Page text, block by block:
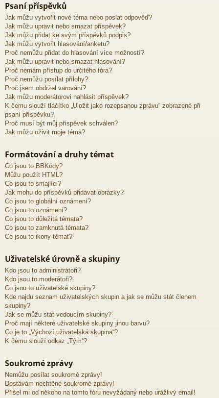
Psaní příspěvků
Jak můžu vytvořit nové téma nebo poslat odpověď?
Jak můžu upravit nebo smazat příspěvek?
Jak můžu přidat ke svým příspěvků podpis?
Jak můžu vytvořit hlasování/anketu?
Proč nemůžu přidat do hlasování více možností?
Jak můžu upravit nebo smazat hlasování?
Proč nemám přístup do určitého fóra?
Proč nemůžu posílat přílohy?
Proč jsem obdržel varování?
Jak můžu moderátorovi nahlásit příspěvek?
K čemu slouží tlačítko „Uložit jako rozepsanou zprávu“ zobrazené při
psaní příspěvku?
Proč musí být můj příspěvek schválen?
Jak můžu oživit moje téma?
Formátování a druhy témat
Co jsou to BBKódy?
Můžu použít HTML?
Co jsou to smajlíci?
Jak mohu do příspěvků přidávat obrázky?
Co jsou to globální oznámení?
Co jsou to oznámení?
Co jsou to důležitá témata?
Co jsou to zamknutá témata?
Co jsou to ikony témat?
Uživatelské úrovně a skupiny
Kdo jsou to administrátoři?
Kdo jsou to moderátoři?
Co jsou to uživatelské skupiny?
Kde najdu seznam uživatelských skupin a jak se můžu stát členem
skupiny?
Jak se můžu stát vedoucím skupiny?
Proč mají některé uživatelské skupiny jinou barvu?
Co je to „Výchozí uživatelská skupina“?
K čemu slouží odkaz „Tým“?
Soukromé zprávy
Nemůžu posílat soukromé zprávy!
Dostávám nechtěné soukromé zprávy!
Přišel mi od někoho na tomto fóru nevyžádaný nebo urážlivý email!